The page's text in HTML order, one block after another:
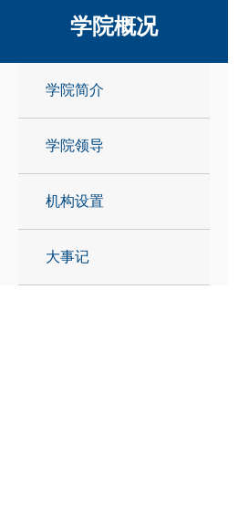
学院概况
学院简介
学院领导
机构设置
大事记